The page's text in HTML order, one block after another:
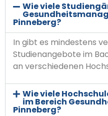
Wie viele
Pinneberg?
In gibt es mindestens
Studienangebote im
an verschiedenen
Wie viele
im Bereich
Pinneberg?